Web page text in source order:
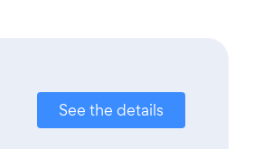
See the details